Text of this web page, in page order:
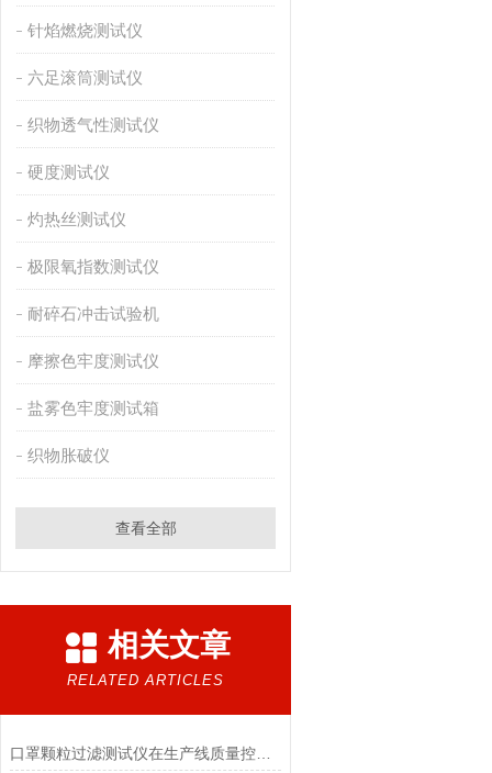
针焰燃烧测试仪
六足滚筒测试仪
织物透气性测试仪
硬度测试仪
灼热丝测试仪
极限氧指数测试仪
耐碎石冲击试验机
摩擦色牢度测试仪
盐雾色牢度测试箱
织物胀破仪
查看全部
相关文章
RELATED ARTICLES
口罩颗粒过滤测试仪在生产线质量控制与研发筛选中的实战价值